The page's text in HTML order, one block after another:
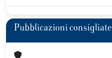
Pubblicazioni consigliate